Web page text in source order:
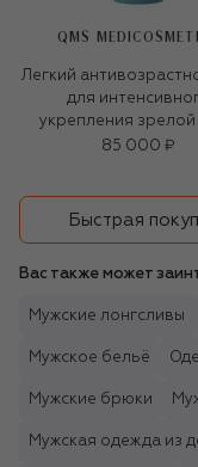
QMS
Легкий
для
укрепления зрелой
«3D-коллаген»
85 000 ₽
Быстрая
Вас также может
Мужские лонгсливы
Мужское бельё
Мужские брюки
Мужская одежда из